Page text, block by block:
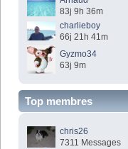
83j 9h 36m
charlieboy
66j 21h 41m
Gyzmo34
63j 9m
Top membres
chris26
7311 Messages